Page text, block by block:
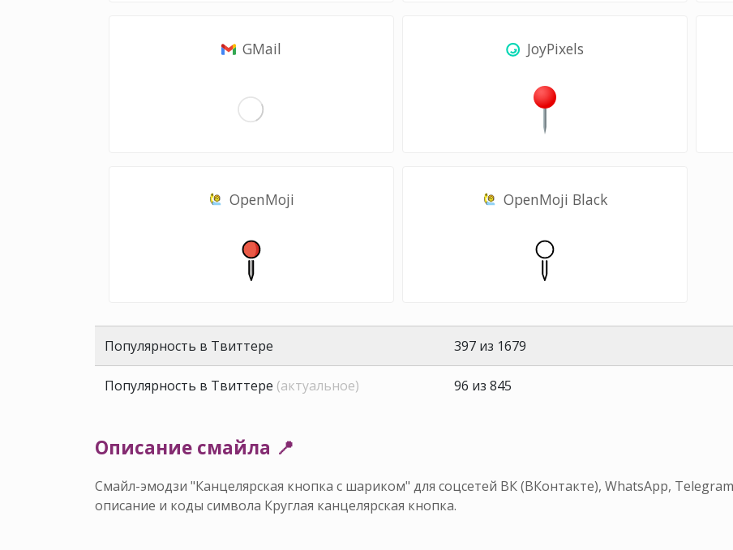
GMail JoyPixels
OpenMoji OpenMoji Black
Популярность в Твиттере 397 из 1679
Популярность в Твиттере (актуальное) 96 из 845
Описание смайла 📍
Смайл-эмодзи "Канцелярская кнопка с шариком" для соцсетей ВК (ВКонтакте), WhatsApp,
описание и коды символа Круглая канцелярская кнопка.